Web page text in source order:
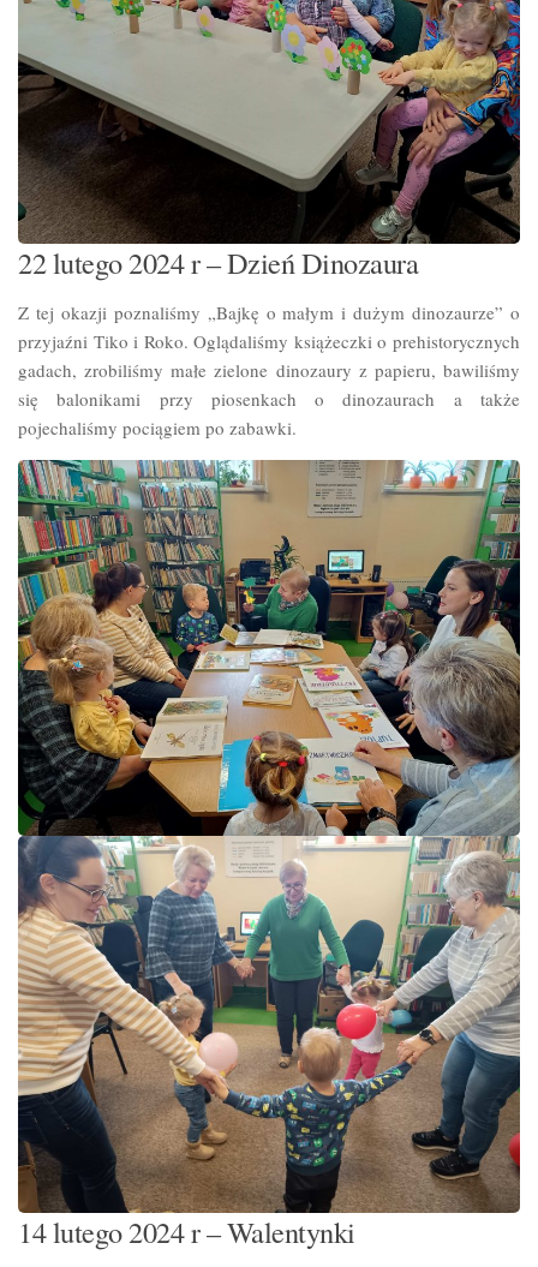
22 lutego 2024 r – Dzień Dinozaura
Z tej okazji poznaliśmy „Bajkę o małym i dużym dinozaurze” o
przyjaźni Tiko i Roko. Oglądaliśmy książeczki o prehistorycznych
gadach, zrobiliśmy małe zielone dinozaury z papieru, bawiliśmy
się balonikami przy piosenkach o dinozaurach a także
pojechaliśmy pociągiem po zabawki.
14 lutego 2024 r – Walentynki